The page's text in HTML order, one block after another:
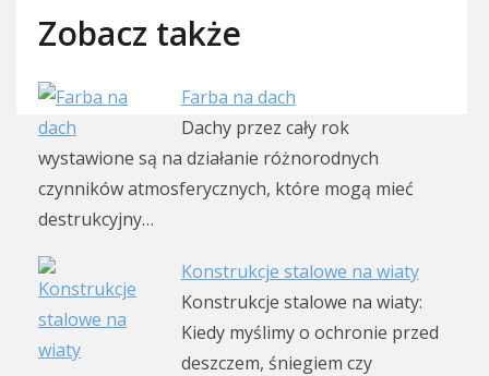
Zobacz także
Farba na dach
Dachy przez cały rok
wystawione są na działanie różnorodnych
czynników atmosferycznych, które mogą mieć
destrukcyjny…
Konstrukcje stalowe na wiaty
Konstrukcje stalowe na wiaty:
Kiedy myślimy o ochronie przed
deszczem, śniegiem czy